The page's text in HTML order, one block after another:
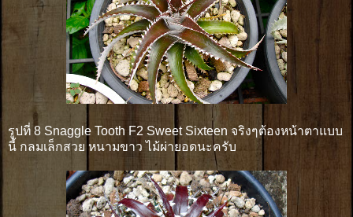
รูปที่ 8 Snaggle Tooth F2 Sweet Sixteen จริงๆต้องหน้าตาแบบ
นี้ กลมเล็กสวย หนามขาว ไม้ผ่ายอดนะครับ